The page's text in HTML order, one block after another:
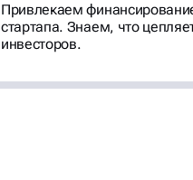
Привлекаем
стартапа. Знаем, что
инвесторов.